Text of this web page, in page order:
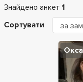
Знайдено анкет 1
Сортувати